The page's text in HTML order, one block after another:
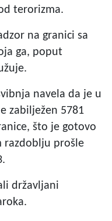
terorizma.
na granici sa
ga, poput
navela da je u
zabilježen 5781
što je gotovo
razdoblju prošle
državljani